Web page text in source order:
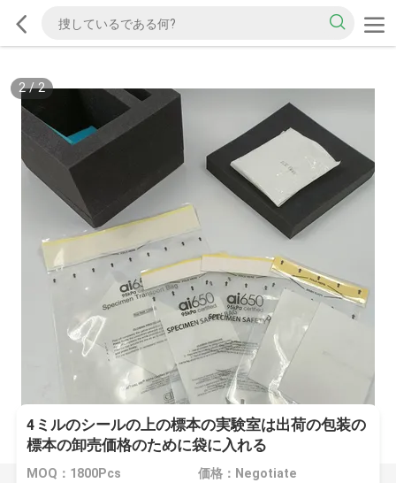
2/2
4ミルのシールの上の標本の実験室は出荷の包装の
標本の卸売価格のために袋に入れる
MOQ：1800Pcs 価格：Negotiate